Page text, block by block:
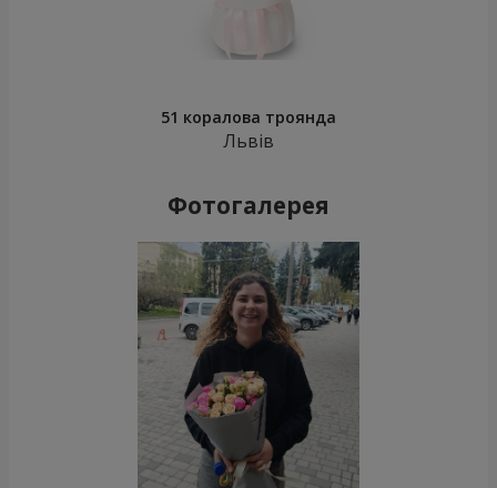
51 коралова троянда
Львів
Фотогалерея